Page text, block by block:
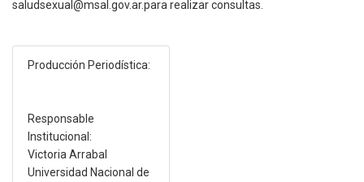
saludsexual@msal.gov.ar.para realizar consultas.
Producción Periodística:
Responsable
Institucional:
Victoria Arrabal
Universidad Nacional de